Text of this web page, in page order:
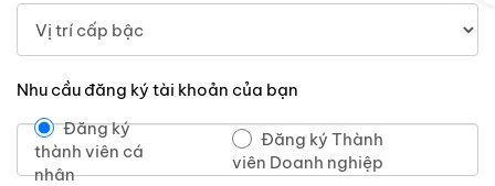
Nhu cầu đăng ký tài khoản của bạn
Đăng ký
thành viên cá
nhân
Đăng ký Thành
viên Doanh nghiệp